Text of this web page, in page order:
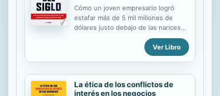
nos ayudarán a conseguir el
bienestar emocional. • Aprende a
usar tu poder para tener más
incide en nuestras emociones, en
Cómo un joven empresario logró
estafar más de 5 mil millones de
dólares justo debajo de las narices
de la industria financiera mundial.
Una investigación sin precedentes
escrita por los galardonados
Journal, Tom Wright y Bradley Hope,
sobre el fraude financiero más
Ver Libro
La ética de los conflictos de
interés en los negocios